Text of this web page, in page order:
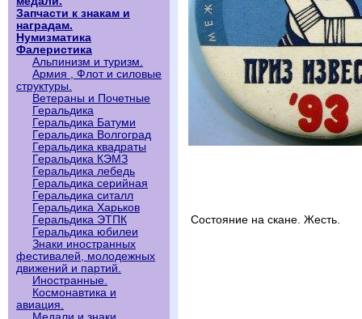
Запчасти к знакам и
наградам.
Нумизматика
Фалеристика
Альпинизм и туризм.
Армия , Флот и силовые
структуры.
Ветераны и Почетные
Геральдика
Геральдика Батуми
Геральдика Волгоград
Геральдика квадраты
Геральдика КЭМЗ
Геральдика лебедь
Геральдика серийная
Геральдика ситалл
Геральдика Харьков
Геральдика ЭТПК
Геральдика юбилеи
Знаки иностранных
фестивалей, молодежных
движений и партий.
Иностранные.
Космонавтика и
авиация.
Состояние на скане. Жесть.